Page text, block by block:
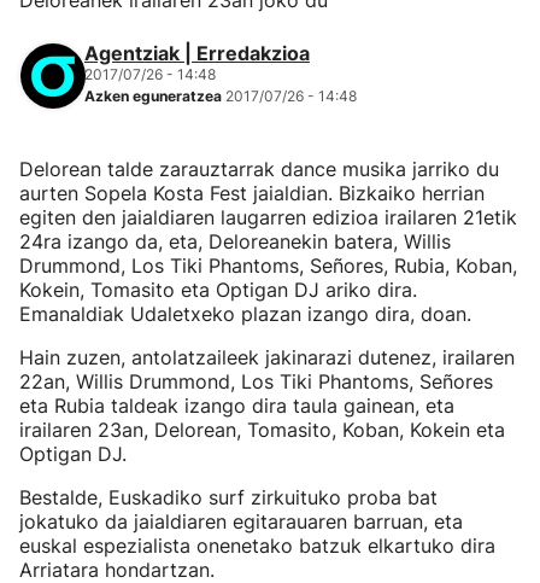
Agentziak | Erredakzioa
2017/07/26 - 14:48
Azken eguneratzea 2017/07/26 - 14:48
Delorean talde zarauztarrak dance musika jarriko du
aurten Sopela Kosta Fest jaialdian. Bizkaiko herrian
egiten den jaialdiaren laugarren edizioa irailaren 21etik
24ra izango da, eta, Deloreanekin batera, Willis
Drummond, Los Tiki Phantoms, Señores, Rubia, Koban,
Kokein, Tomasito eta Optigan DJ ariko dira.
Emanaldiak Udaletxeko plazan izango dira, doan.
Hain zuzen, antolatzaileek jakinarazi dutenez, irailaren
22an, Willis Drummond, Los Tiki Phantoms, Señores
eta Rubia taldeak izango dira taula gainean, eta
irailaren 23an, Delorean, Tomasito, Koban, Kokein eta
Optigan DJ.
Bestalde, Euskadiko surf zirkuituko proba bat
jokatuko da jaialdiaren egitarauaren barruan, eta
euskal espezialista onenetako batzuk elkartuko dira
Arriatara hondartzan.